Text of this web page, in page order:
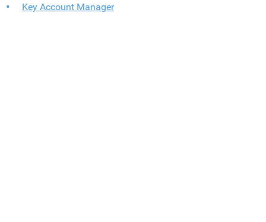
Key Account Manager